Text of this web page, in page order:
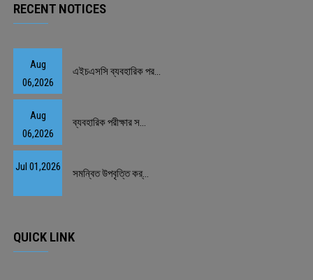
RECENT NOTICES
Aug
06,2026
এইচএসসি ব্যবহারিক পর...
Aug
06,2026
ব্যবহারিক পরীক্ষার স...
Jul 01,2026
সমন্বিত উপবৃত্তি কর্...
QUICK LINK